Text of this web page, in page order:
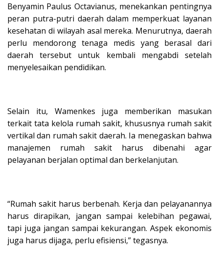
Benyamin Paulus Octavianus, menekankan pentingnya
peran putra-putri daerah dalam memperkuat layanan
kesehatan di wilayah asal mereka. Menurutnya, daerah
perlu mendorong tenaga medis yang berasal dari
daerah tersebut untuk kembali mengabdi setelah
menyelesaikan pendidikan.
Selain itu, Wamenkes juga memberikan masukan
terkait tata kelola rumah sakit, khususnya rumah sakit
vertikal dan rumah sakit daerah. Ia menegaskan bahwa
manajemen rumah sakit harus dibenahi agar
pelayanan berjalan optimal dan berkelanjutan.
“Rumah sakit harus berbenah. Kerja dan pelayanannya
harus dirapikan, jangan sampai kelebihan pegawai,
tapi juga jangan sampai kekurangan. Aspek ekonomis
juga harus dijaga, perlu efisiensi,” tegasnya.